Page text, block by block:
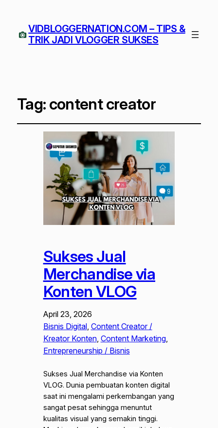
VIDBLOGGERNATION.COM – TIPS &
TRIK JADI VLOGGER SUKSES
Tag: content creator
Sukses Jual
Merchandise via
Konten VLOG
April 23, 2026
Bisnis Digital, Content Creator /
Kreator Konten, Content Marketing
Entrepreneurship / Bisnis
Sukses Jual Merchandise via Konten
VLOG. Dunia pembuatan konten digital
saat ini mengalami perkembangan yang
sangat pesat sehingga menuntut
kualitas visual yang semakin tinggi.